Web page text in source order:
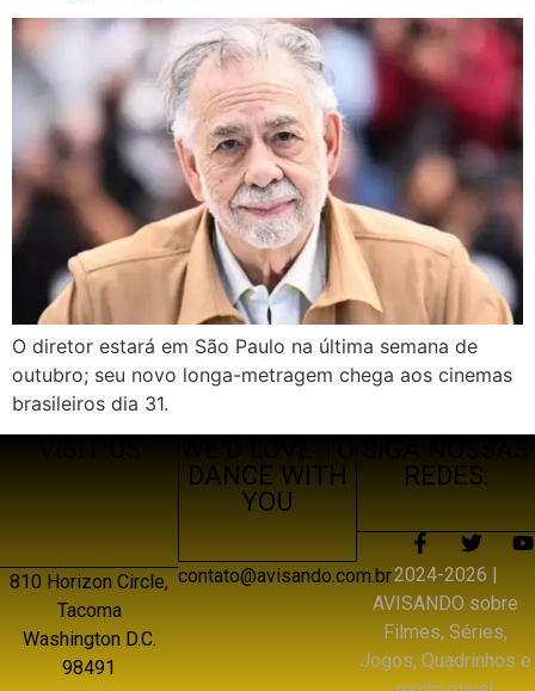
O diretor estará em São Paulo na última semana de
outubro; seu novo longa-metragem chega aos cinemas
brasileiros dia 31.
810 Horizon Circle,
Tacoma
Washington D.C.
98491
DANCE WITH
YOU
contato@avisando.com.br
REDES:
2024-2026 |
AVISANDO sobre
Filmes, Séries,
Jogos, Quadrinhos e